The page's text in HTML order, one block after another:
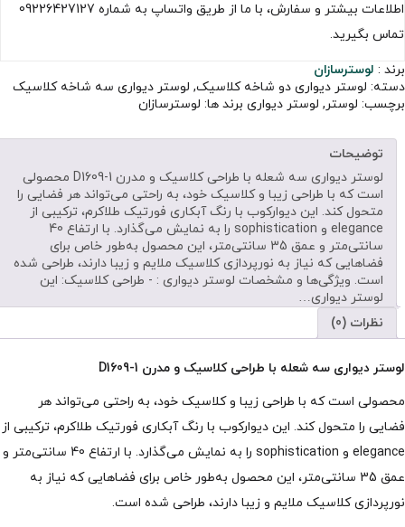
اطلاعات بیشتر و سفارش، با ما از طریق واتساپ به شماره 09226427127
تماس بگیرید.
برند : لوسترسازان
دسته: لوستر دیواری دو شاخه کلاسیک, لوستر دیواری سه شاخه کلاسیک
برچسب: لوستر, لوستر دیواری برند ها: لوسترسازان
توضیحات
لوستر دیواری سه شعله با طراحی کلاسیک و مدرن D1609-1 محصولی
است که با طراحی زیبا و کلاسیک خود، به راحتی می‌تواند هر فضایی را
متحول کند. این دیوارکوب با رنگ آبکاری فورتیک طلاکرم، ترکیبی از
elegance و sophistication را به نمایش می‌گذارد. با ارتفاع 40
سانتی‌متر و عمق 35 سانتی‌متر، این محصول به‌طور خاص برای
فضاهایی که نیاز به نورپردازی کلاسیک ملایم و زیبا دارند، طراحی شده
است. ویژگی‌ها و مشخصات لوستر دیواری : - طراحی کلاسیک: این
لوستر دیواری…
نظرات (0)
لوستر دیواری سه شعله با طراحی کلاسیک و مدرن D1609-1
محصولی است که با طراحی زیبا و کلاسیک خود، به راحتی می‌تواند هر
فضایی را متحول کند. این دیوارکوب با رنگ آبکاری فورتیک طلاکرم، ترکیبی از
elegance و sophistication را به نمایش می‌گذارد. با ارتفاع 40 سانتی‌متر و
عمق 35 سانتی‌متر، این محصول به‌طور خاص برای فضاهایی که نیاز به
نورپردازی کلاسیک ملایم و زیبا دارند، طراحی شده است.